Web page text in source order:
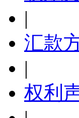
|
汇款
|
权利